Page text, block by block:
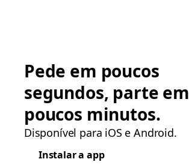
Pede em poucos
segundos, parte em
poucos minutos.
Disponível para iOS e Android.
Instalar a app